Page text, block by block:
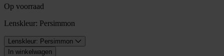
Op voorraad
Lenskleur: Persimmon
Lenskleur: Persimmon
In winkelwagen